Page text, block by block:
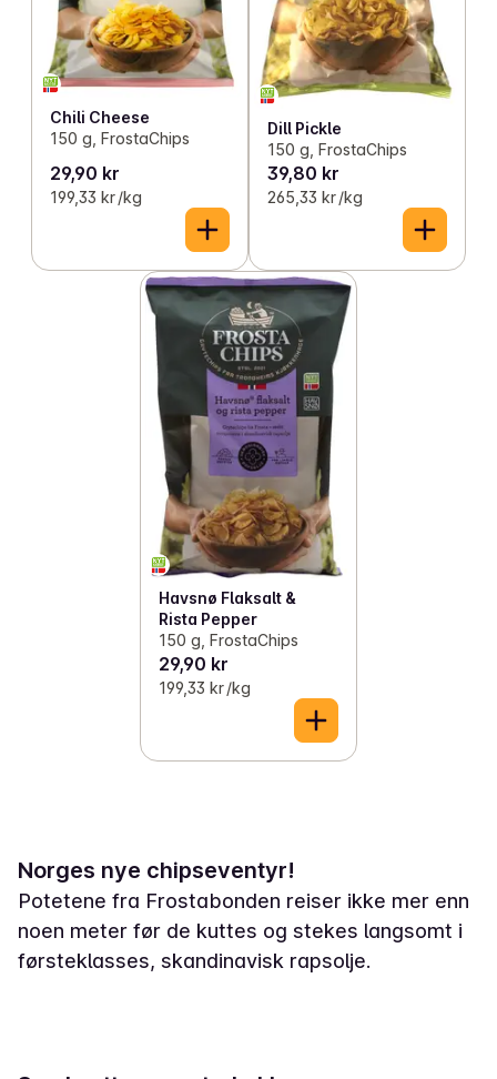
Chili Cheese
150 g, FrostaChips
29,90 kr
199,33 kr /kg
Dill Pickle
150 g, FrostaChips
39,80 kr
265,33 kr /kg
Havsnø Flaksalt &
Rista Pepper
150 g, FrostaChips
29,90 kr
199,33 kr /kg
Norges nye chipseventyr!
Potetene fra Frostabonden reiser ikke mer enn
noen meter før de kuttes og stekes langsomt i
førsteklasses, skandinavisk rapsolje.